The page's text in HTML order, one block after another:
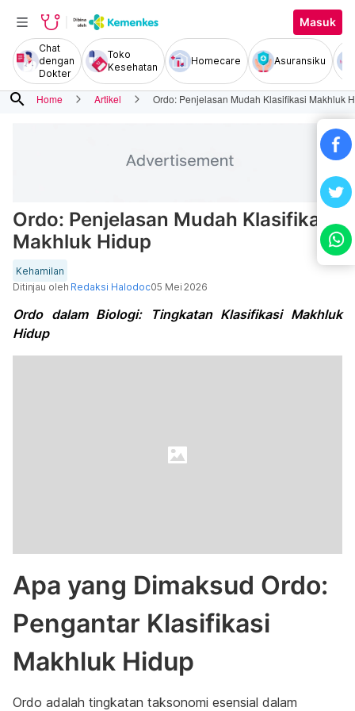
Masuk
Chat
dengan
Dokter
Toko
Kesehatan
Homecare Asuransiku
search Home Artikel Ordo: Penjelasan Mudah Klasifikasi Makhluk
Ordo: Penjelasan Mudah Klasifikasi
Makhluk Hidup
Kehamilan
Ditinjau oleh Redaksi Halodoc05 Mei 2026
Ordo dalam Biologi: Tingkatan Klasifikasi Makhluk
Hidup
Apa yang Dimaksud Ordo:
Pengantar Klasifikasi
Makhluk Hidup
Ordo adalah tingkatan taksonomi esensial dalam